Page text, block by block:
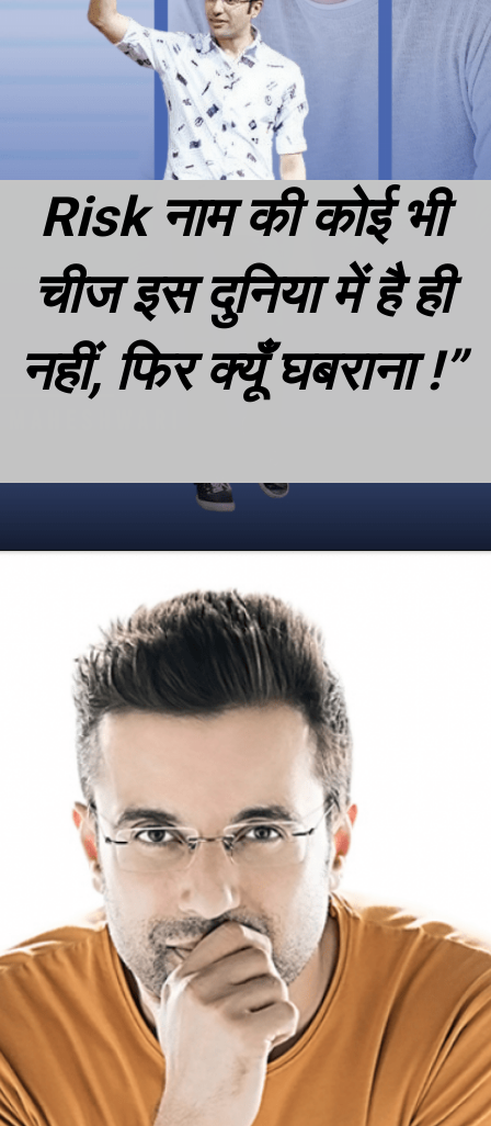
Risk नाम की कोई भी
चीज इस दुनिया में है ही
नहीं, फिर क्यूँ घबराना !”